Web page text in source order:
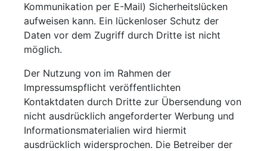
Kommunikation per E-Mail) Sicherheitslücken
aufweisen kann. Ein lückenloser Schutz der
Daten vor dem Zugriff durch Dritte ist nicht
möglich.
Der Nutzung von im Rahmen der
Impressumspflicht veröffentlichten
Kontaktdaten durch Dritte zur Übersendung von
nicht ausdrücklich angeforderter Werbung und
Informationsmaterialien wird hiermit
ausdrücklich widersprochen. Die Betreiber der